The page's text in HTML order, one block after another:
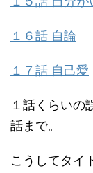
１６話 自論
１７話 自己愛
１話くらいの
話まで。
こうしてタイ